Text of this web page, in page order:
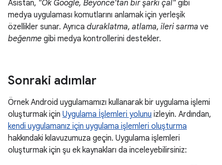
Asistan, "Ok Google, Beyonce'tan bir şarkı çal" gibi
medya uygulaması komutlarını anlamak için yerleşik
özellikler sunar. Ayrıca duraklatma, atlama, ileri sarma ve
beğenme gibi medya kontrollerini destekler.
Sonraki adımlar
Örnek Android uygulamamızı kullanarak bir uygulama işlemi
oluşturmak için Uygulama İşlemleri yolunu izleyin. Ardından,
kendi uygulamanız için uygulama işlemleri oluşturma
hakkındaki kılavuzumuza geçin. Uygulama işlemleri
oluşturmak için şu ek kaynakları da inceleyebilirsiniz: